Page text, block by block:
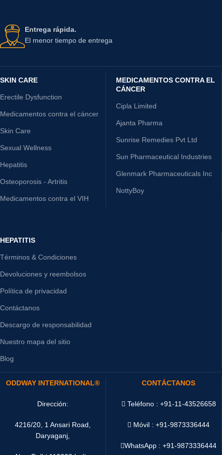
Entrega rápida.
El menor tiempo de entrega
SKIN CARE
Erectile Dysfunction
Medicamentos contra el cáncer
Skin Care
Sexual Wellness
Hepatitis
Osteoporosis - Artritis
Medicamentos contra el VIH
MEDICAMENTOS CONTRA EL
CÁNCER
Cipla Limited
Ajanta Pharma
Sunrise Remedies Pvt Ltd
Sun Pharmaceutical Industries
Glenmark Pharmaceuticals Inc
NottyBoy
HEPATITIS
Términos & Condiciones
Devoluciones y reembolsos
Política de privacidad
Contáctanos
Descargo de responsabilidad
Nuestro mapa del sitio
Blog
ODDWAY INTERNATIONAL®
Dirección:
4216/20, 1 Ansari Road,
Daryaganj,
CONTÁCTANOS
Teléfono : +91-11-43526658
Móvil : +91-9873336444
WhatsApp :+91-9873336444